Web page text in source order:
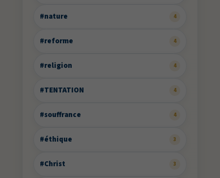
#nature 4
#reforme 4
#religion 4
#TENTATION 4
#souffrance 4
#éthique 3
#Christ 3